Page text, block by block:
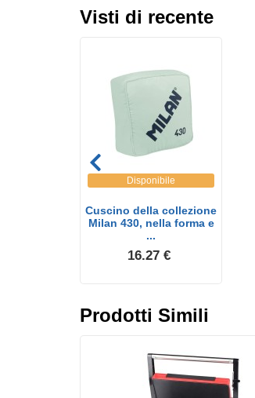
Visti di recente
Disponibile
Cuscino della collezione
Milan 430, nella forma e
...
16.27 €
Prodotti Simili